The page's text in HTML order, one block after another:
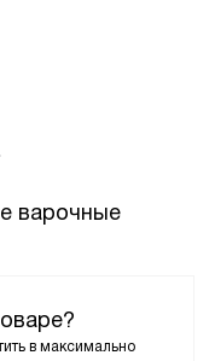
варочные
в максимально